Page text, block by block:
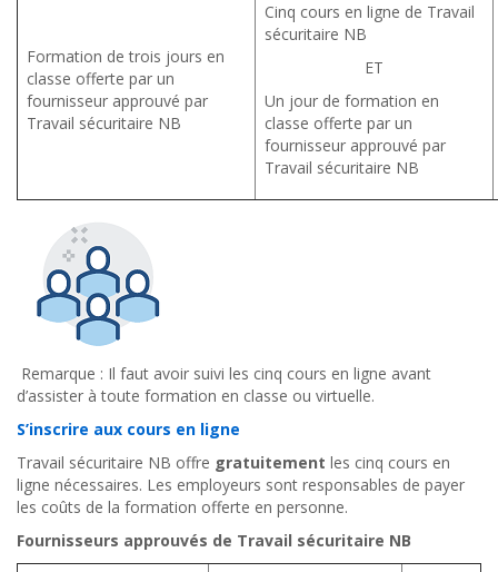
Formation de trois jours en
classe offerte par un
fournisseur approuvé par
Travail sécuritaire NB
Cinq cours en ligne de Travail
sécuritaire NB
ET
Un jour de formation en
classe offerte par un
fournisseur approuvé par
Travail sécuritaire NB
Remarque : Il faut avoir suivi les cinq cours en ligne avant
d’assister à toute formation en classe ou virtuelle.
S’inscrire aux cours en ligne
Travail sécuritaire NB offre gratuitement les cinq cours en
ligne nécessaires. Les employeurs sont responsables de payer
les coûts de la formation offerte en personne.
Fournisseurs approuvés de Travail sécuritaire NB